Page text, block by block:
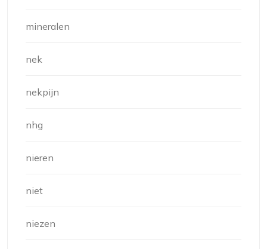
mineralen
nek
nekpijn
nhg
nieren
niet
niezen